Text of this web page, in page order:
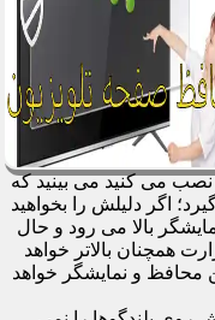
نصب می کنید می بینید که
اگر دلیلش را بخواهید
بالا می رود و حال
همچنان بالاتر خواهد
محافظ و نمایشگر خواهد